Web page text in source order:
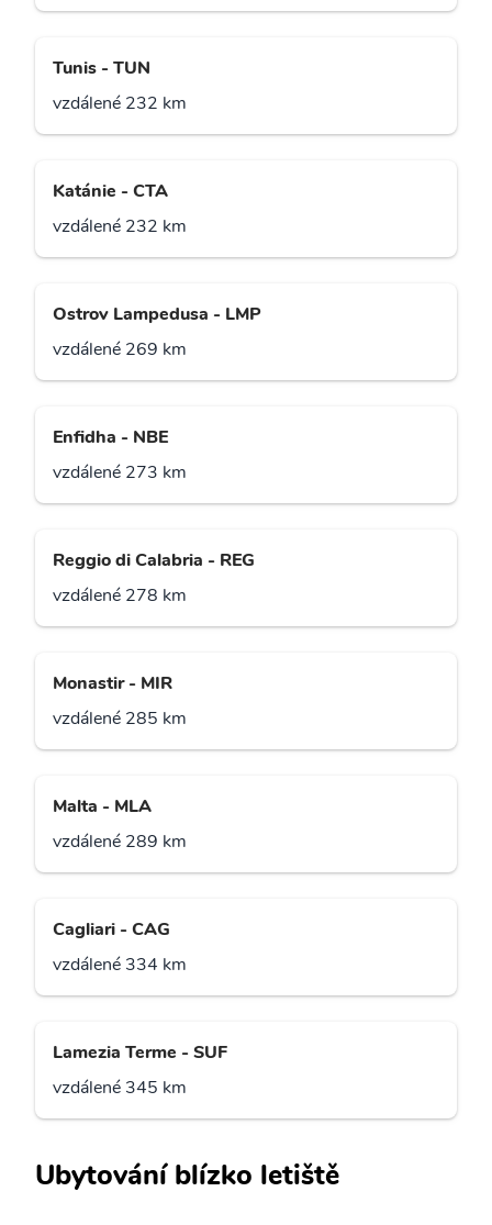
Tunis - TUN
vzdálené 232 km
Katánie - CTA
vzdálené 232 km
Ostrov Lampedusa - LMP
vzdálené 269 km
Enfidha - NBE
vzdálené 273 km
Reggio di Calabria - REG
vzdálené 278 km
Monastir - MIR
vzdálené 285 km
Malta - MLA
vzdálené 289 km
Cagliari - CAG
vzdálené 334 km
Lamezia Terme - SUF
vzdálené 345 km
Ubytování blízko letiště